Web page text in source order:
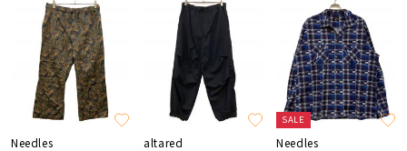
Needles altared
SALE
Needles